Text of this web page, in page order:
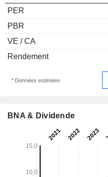
PER
PBR
VE / CA
Rendement
* Données estimées
BNA & Dividende